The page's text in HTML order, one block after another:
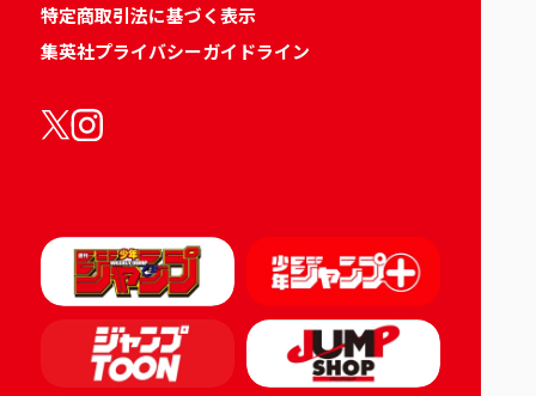
特定商取引法に基づく表示
集英社プライバシーガイドライン